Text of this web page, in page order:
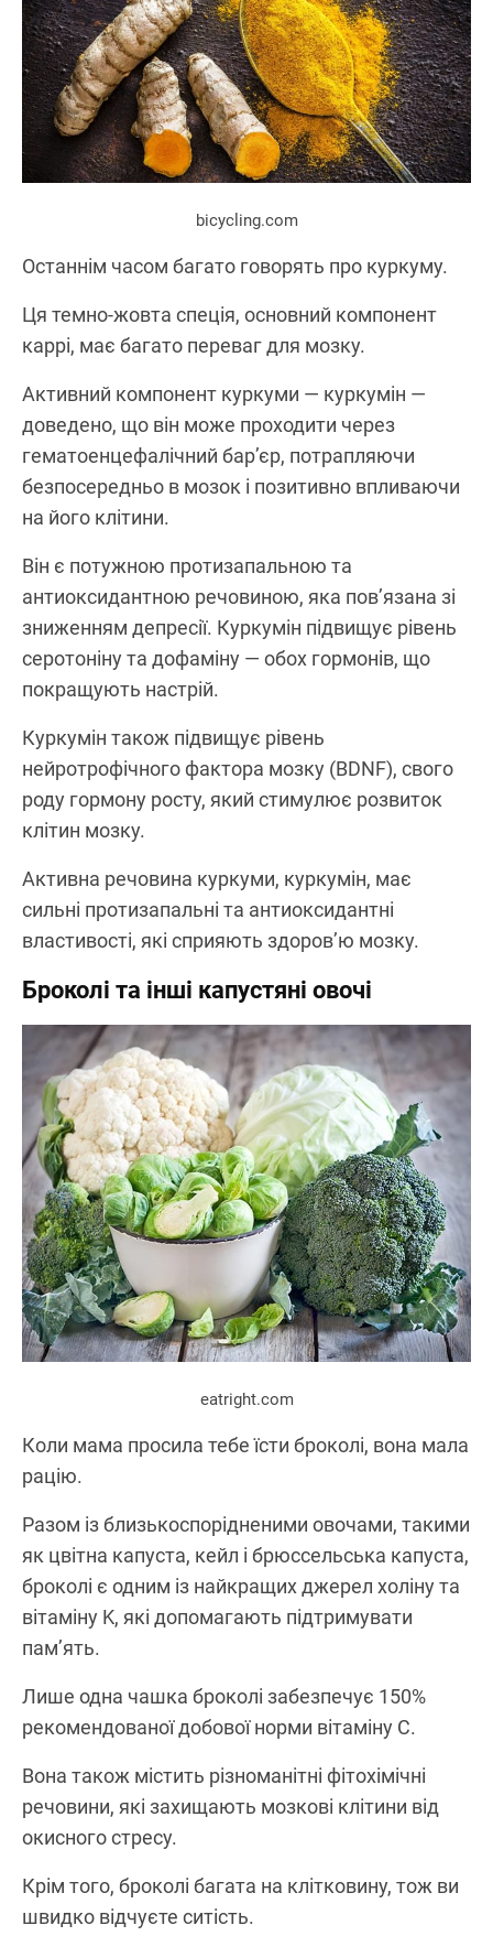
bicycling.com
Останнім часом багато говорять про куркуму.
Ця темно-жовта спеція, основний компонент
каррі, має багато переваг для мозку.
Активний компонент куркуми — куркумін —
доведено, що він може проходити через
гематоенцефалічний бар’єр, потрапляючи
безпосередньо в мозок і позитивно впливаючи
на його клітини.
Він є потужною протизапальною та
антиоксидантною речовиною, яка пов’язана зі
зниженням депресії. Куркумін підвищує рівень
серотоніну та дофаміну — обох гормонів, що
покращують настрій.
Куркумін також підвищує рівень
нейротрофічного фактора мозку (BDNF), свого
роду гормону росту, який стимулює розвиток
клітин мозку.
Активна речовина куркуми, куркумін, має
сильні протизапальні та антиоксидантні
властивості, які сприяють здоров’ю мозку.
Броколі та інші капустяні овочі
eatright.com
Коли мама просила тебе їсти броколі, вона мала
рацію.
Разом із близькоспорідненими овочами, такими
як цвітна капуста, кейл і брюссельська капуста,
броколі є одним із найкращих джерел холіну та
вітаміну K, які допомагають підтримувати
пам’ять.
Лише одна чашка броколі забезпечує 150%
рекомендованої добової норми вітаміну C.
Вона також містить різноманітні фітохімічні
речовини, які захищають мозкові клітини від
окисного стресу.
Крім того, броколі багата на клітковину, тож ви
швидко відчуєте ситість.